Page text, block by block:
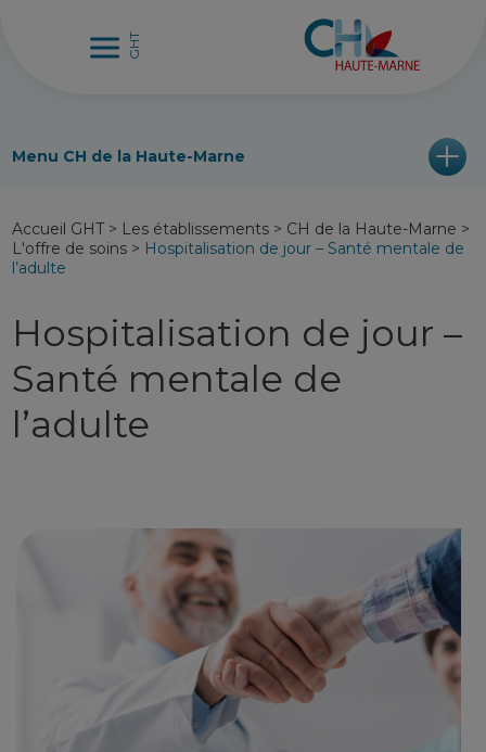
Menu CH de la Haute-Marne
Accueil GHT > Les établissements > CH de la Haute-Marne >
L'offre de soins > Hospitalisation de jour – Santé mentale de
l’adulte
Hospitalisation de jour –
Santé mentale de
l’adulte